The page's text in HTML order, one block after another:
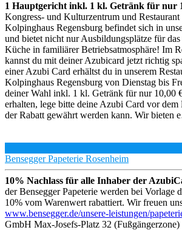
1 Hauptgericht inkl. 1 kl. Getränk für nur
Kongress- und Kulturzentrum und
Kolpinghaus Regensburg befindet sich in
und bietet nicht nur Ausbildungsplätze für
Küche in familiärer Betriebsatmosphäre! Im
kannst du mit deiner Azubicard jetzt richtig
einer Azubi Card erhältst du in unserem
Kolpinghaus Regensburg von Dienstag bis
deiner Wahl inkl. 1 kl. Getränk für nur 10,00
erhalten, lege bitte deine Azubi Card vor dem
der Rabatt gewährt werden kann. Wir bieten
Bensegger Papeterie Rosenheim
10% Nachlass für alle Inhaber der
der Bensegger Papeterie werden bei Vorlage
10% vom Warenwert rabattiert. Wir freuen
www.bensegger.de/unsere-leistungen/
GmbH Max-Josefs-Platz 32